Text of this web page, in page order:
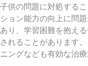
子供の問題に対処する
ション能力の向上に問
あり、学習困難を抱え
されることがあります
ニングなども有効な治療